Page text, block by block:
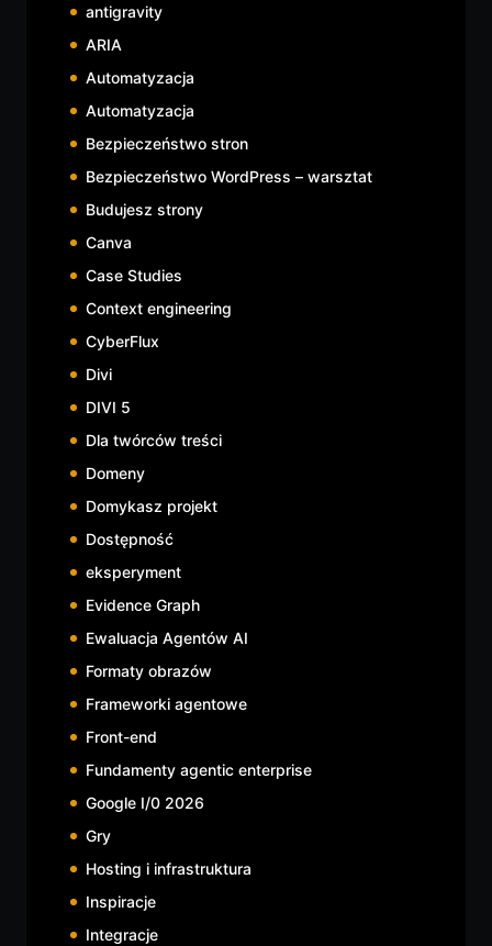
antigravity
ARIA
Automatyzacja
Automatyzacja
Bezpieczeństwo stron
Bezpieczeństwo WordPress – warsztat
Budujesz strony
Canva
Case Studies
Context engineering
CyberFlux
Divi
DIVI 5
Dla twórców treści
Domeny
Domykasz projekt
Dostępność
eksperyment
Evidence Graph
Ewaluacja Agentów AI
Formaty obrazów
Frameworki agentowe
Front-end
Fundamenty agentic enterprise
Google I/0 2026
Gry
Hosting i infrastruktura
Inspiracje
Integracje